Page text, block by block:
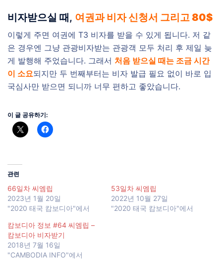
비자받으실 때, 여권과 비자 신청서 그리고 80$
이렇게 주면 여권에 T3 비자를 받을 수 있게 됩니다. 저 같
은 경우엔 그냥 관광비자받는 관광객 모두 처리 후 제일 늦
게 발행해 주었습니다. 그래서 처음 받으실 때는 조금 시간
이 소요되지만 두 번째부터는 비자 발급 필요 없이 바로 입
국심사만 받으면 되니까 너무 편하고 좋았습니다.
이 글 공유하기:
관련
66일차 씨엠립
2023년 1월 20일
"2020 태국 캄보디아"에서
53일차 씨엠립
2022년 10월 27일
"2020 태국 캄보디아"에서
캄보디아 정보 #64 씨엠립 –
캄보디아 비자받기
2018년 7월 16일
"CAMBODIA INFO"에서